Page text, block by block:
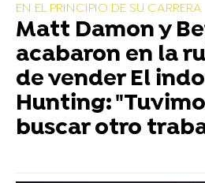
EN EL PRINCIPIO DE SU CARRERA
Matt Damon y
acabaron en la
de vender El
Hunting:
buscar otro